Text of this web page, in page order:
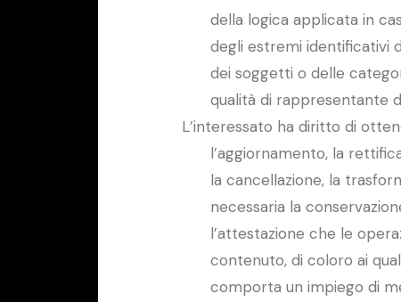
della logica applicata in
degli estremi identificativi
dei soggetti o delle
qualità di rappresentante
L’interessato ha diritto di
l’aggiornamento, la
la cancellazione, la
necessaria la
l’attestazione che le
contenuto, di coloro ai
comporta un impiego di